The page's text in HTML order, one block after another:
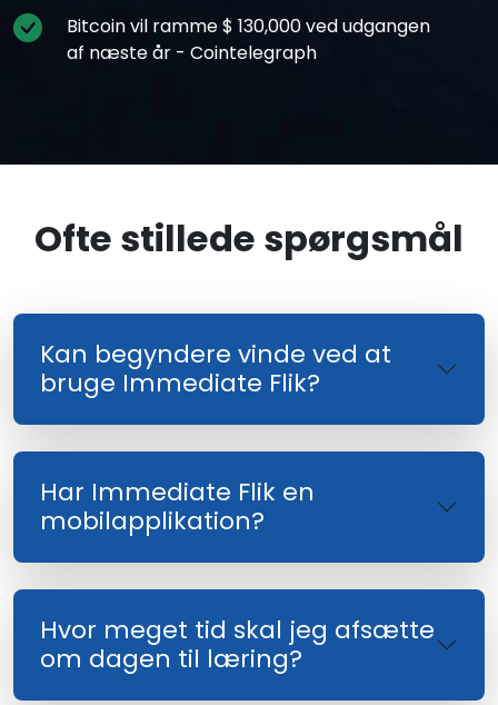
Bitcoin vil ramme $ 130,000 ved udgangen
af næste år - Cointelegraph
Ofte stillede spørgsmål
Kan begyndere vinde ved at
bruge Immediate Flik?
Har Immediate Flik en
mobilapplikation?
Hvor meget tid skal jeg afsætte
om dagen til læring?